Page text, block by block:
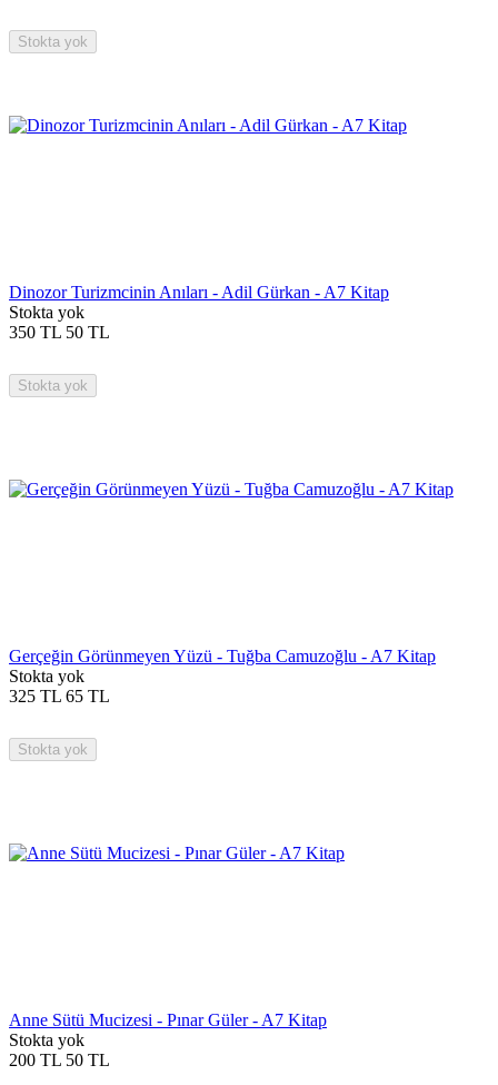
Stokta yok
Dinozor Turizmcinin Anıları - Adil Gürkan - A7 Kitap
Stokta yok
350 TL 50 TL
Stokta yok
Gerçeğin Görünmeyen Yüzü - Tuğba Camuzoğlu - A7 Kitap
Stokta yok
325 TL 65 TL
Stokta yok
Anne Sütü Mucizesi - Pınar Güler - A7 Kitap
Stokta yok
200 TL 50 TL